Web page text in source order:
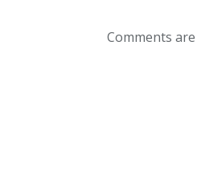
Comments are